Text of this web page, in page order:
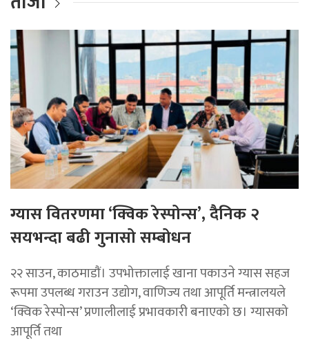
ग्यास वितरणमा ‘क्विक रेस्पोन्स’, दैनिक २
सयभन्दा बढी गुनासो सम्बोधन
२२ साउन, काठमाडाैं। उपभोक्तालाई खाना पकाउने ग्यास सहज
रूपमा उपलब्ध गराउन उद्योग, वाणिज्य तथा आपूर्ति मन्त्रालयले
‘क्विक रेस्पोन्स’ प्रणालीलाई प्रभावकारी बनाएको छ। ग्यासको
आपूर्ति तथा